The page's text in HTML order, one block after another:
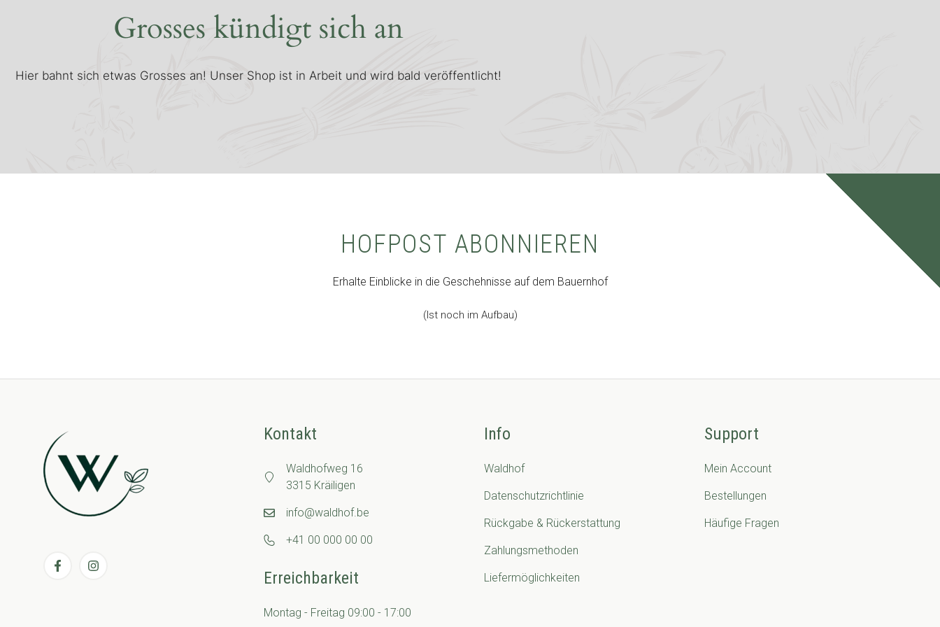
Grosses kündigt sich an
Hier bahnt sich etwas Grosses an! Unser Shop ist in Arbeit und wird bald veröffentlicht!
HOFPOST ABONNIEREN
Erhalte Einblicke in die Geschehnisse auf dem Bauernhof
(Ist noch im Aufbau)
Kontakt
Waldhofweg 16
3315 Kräiligen
info@waldhof.be
+41 00 000 00 00
Erreichbarkeit
Montag - Freitag 09:00 - 17:00
Info
Waldhof
Datenschutzrichtlinie
Rückgabe & Rückerstattung
Zahlungsmethoden
Liefermöglichkeiten
Support
Mein Account
Bestellungen
Häufige Fragen